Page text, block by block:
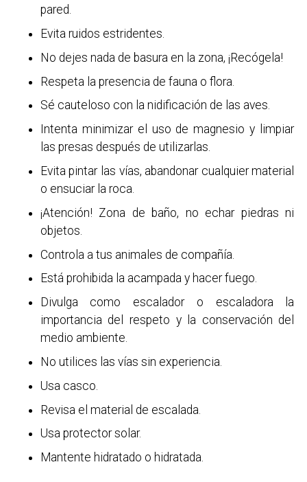
pared.
Evita ruidos estridentes.
No dejes nada de basura en la zona, ¡Recógela!
Respeta la presencia de fauna o flora.
Sé cauteloso con la nidificación de las aves.
Intenta minimizar el uso de magnesio y limpiar
las presas después de utilizarlas.
Evita pintar las vías, abandonar cualquier material
o ensuciar la roca.
¡Atención! Zona de baño, no echar piedras ni
objetos.
Controla a tus animales de compañía.
Está prohibida la acampada y hacer fuego.
Divulga como escalador o escaladora la
importancia del respeto y la conservación del
medio ambiente.
No utilices las vías sin experiencia.
Usa casco.
Revisa el material de escalada.
Usa protector solar.
Mantente hidratado o hidratada.